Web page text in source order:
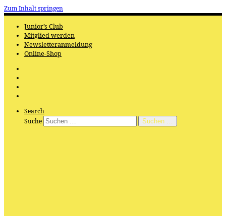
Zum Inhalt springen
Junior’s Club
Mitglied werden
Newsletteranmeldung
Online-Shop
Search
Suche
Suchen …